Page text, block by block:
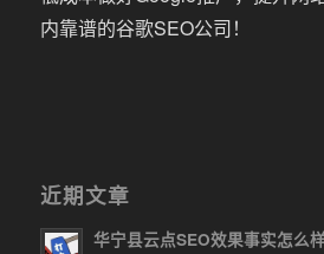
内靠谱的谷歌SEO公司！
近期文章
华宁县云点SEO效果事实怎么